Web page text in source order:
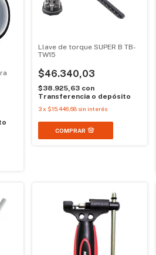
Llave de torque SUPER B TB-
TW15
$46.340,03
$38.925,63 con
Transferencia o depósito
3 x $15.446,68 sin interés